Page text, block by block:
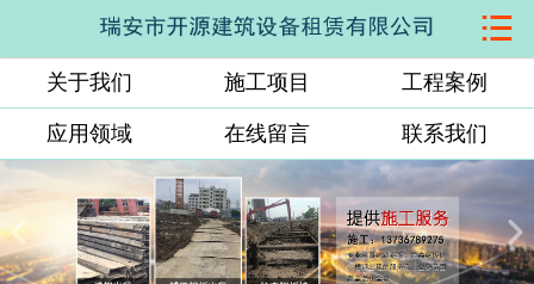
网站首页
关于我们
施工项目
工程案例
应用领域

关于我们 施工项目 工程案例
应用领域 在线留言 联系我们